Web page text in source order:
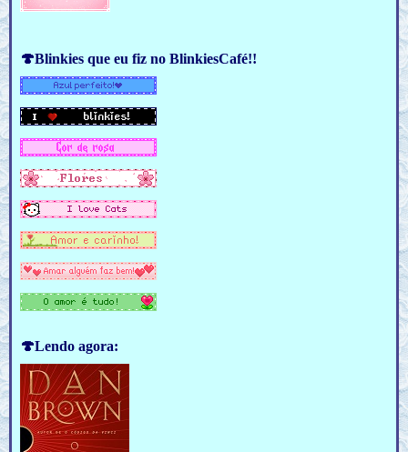
🍄Blinkies que eu fiz no BlinkiesCafé!!
🍄Lendo agora: